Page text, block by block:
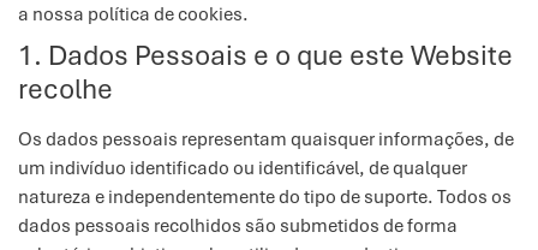
a nossa política de cookies.
1. Dados Pessoais e o que este Website
recolhe
Os dados pessoais representam quaisquer informações, de
um indivíduo identificado ou identificável, de qualquer
natureza e independentemente do tipo de suporte. Todos os
dados pessoais recolhidos são submetidos de forma